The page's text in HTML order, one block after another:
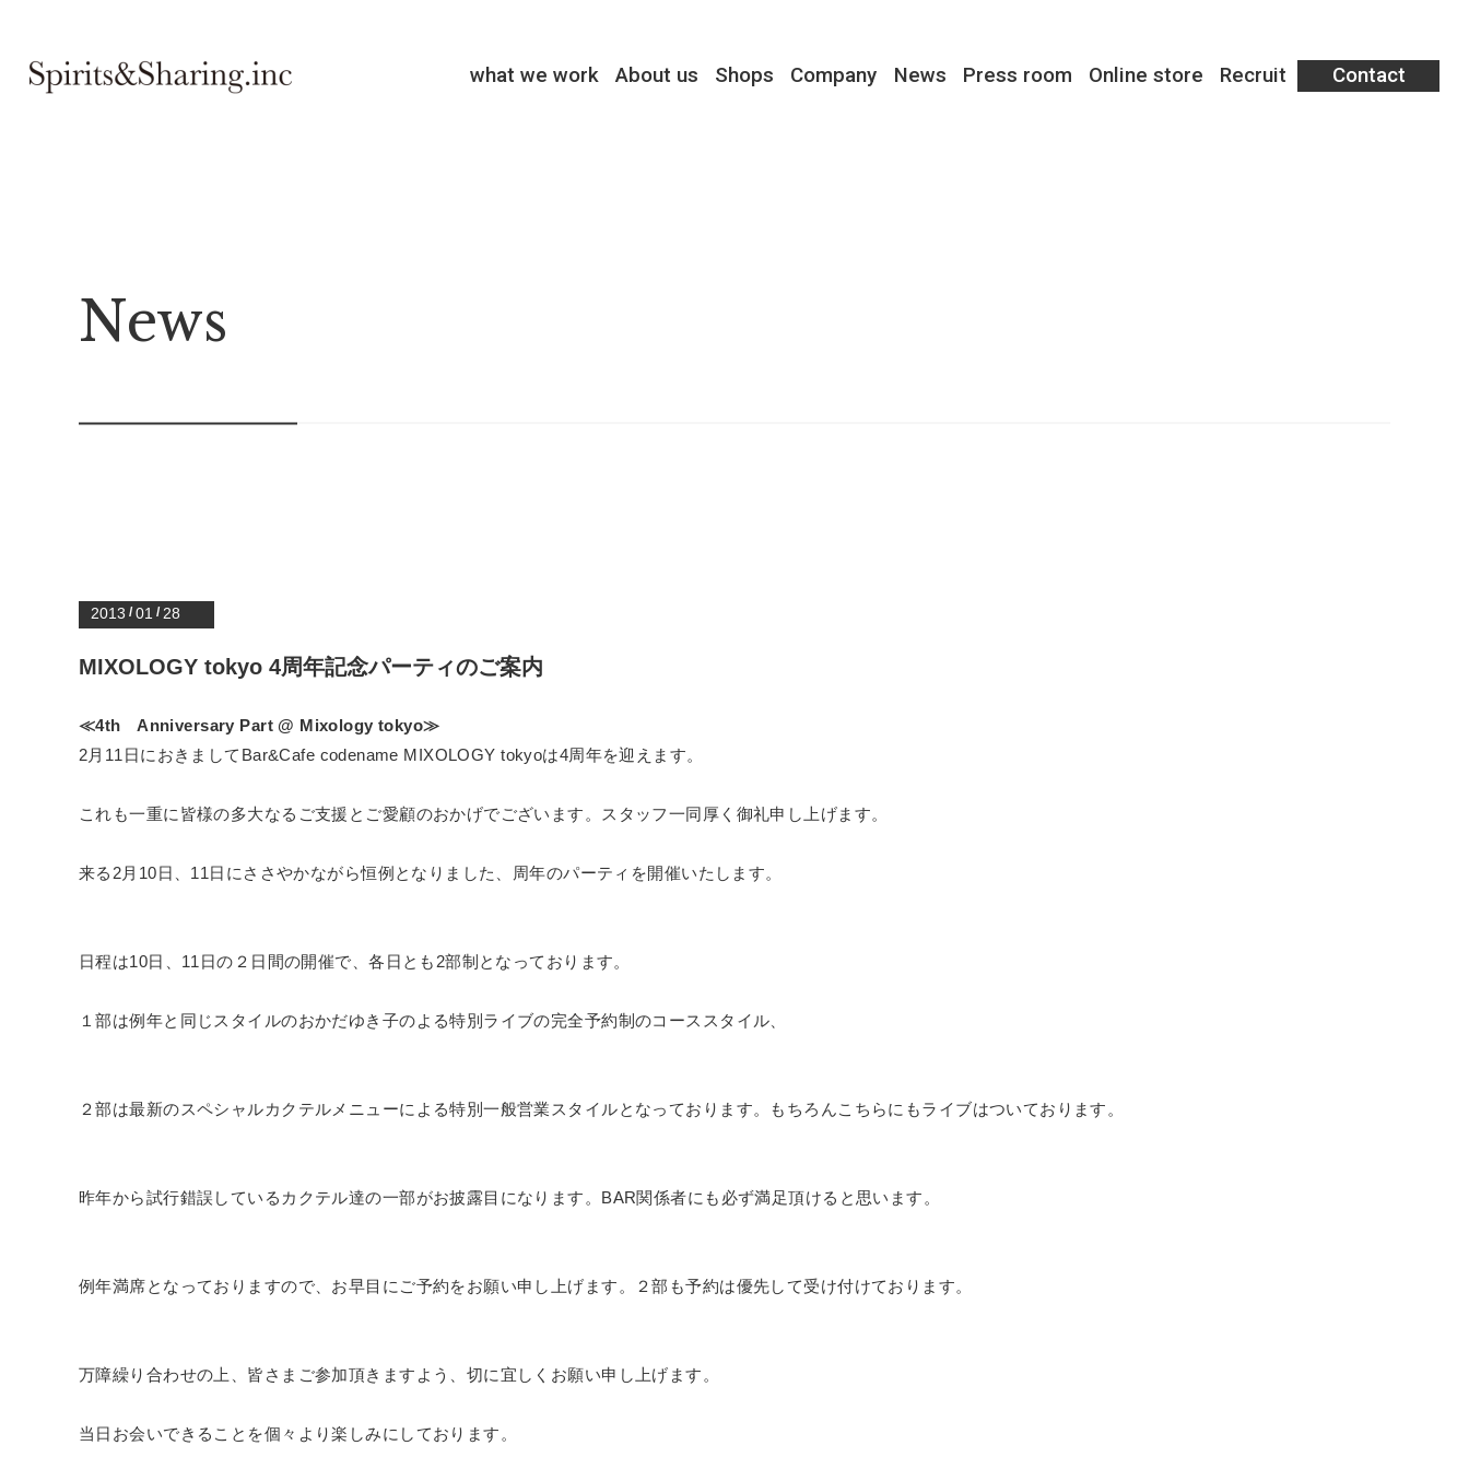
what we work About us Shops Company News Press room Online store Recruit Contact
2013 /01 / 28
MIXOLOGY tokyo 4周年記念パーティのご案内
≪4th Anniversary Part @ Mixology tokyo≫
2月11日におきましてBar&Cafe codename MIXOLOGY tokyoは4周年を迎えます。
これも一重に皆様の多大なるご支援とご愛顧のおかげでございます。スタッフ一同厚く御礼申し上げます。
来る2月10日、11日にささやかながら恒例となりました、周年のパーティを開催いたします。
日程は10日、11日の２日間の開催で、各日とも2部制となっております。
１部は例年と同じスタイルのおかだゆき子のよる特別ライブの完全予約制のコーススタイル、
２部は最新のスペシャルカクテルメニューによる特別一般営業スタイルとなっております。もちろんこちらにもライブはついております。
昨年から試行錯誤しているカクテル達の一部がお披露目になります。BAR関係者にも必ず満足頂けると思います。
例年満席となっておりますので、お早目にご予約をお願い申し上げます。２部も予約は優先して受け付けております。
万障繰り合わせの上、皆さまご参加頂きますよう、切に宜しくお願い申し上げます。
当日お会いできることを個々より楽しみにしております。
News